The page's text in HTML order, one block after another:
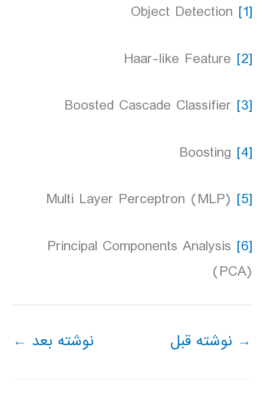
[1]
[2]
[3]
[4]
[5]
[6]
Principal Components Analysis
(PCA)
→ نوشته قبل نوشته بعد ←